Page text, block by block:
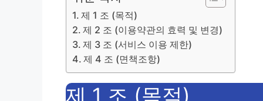
제 1 조 (목적)
제 2 조 (이용약관의 효력 및 변경)
제 3 조 (서비스 이용 제한)
제 4 조 (면책조항)
제 1 조 (목적)